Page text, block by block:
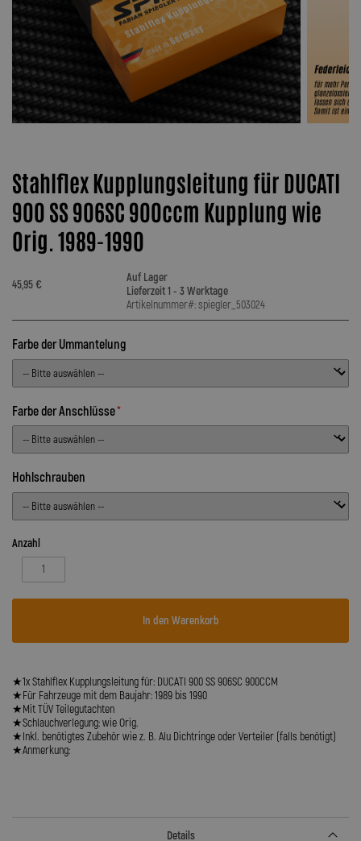
Stahlflex Kupplungsleitung für DUCATI
900 SS 906SC 900ccm Kupplung wie
Orig. 1989-1990
45,95 €
Auf Lager
Lieferzeit 1 - 3 Werktage
Artikelnummer#: spiegler_503024
Farbe der Ummantelung
Farbe der Anschlüsse
Hohlschrauben
Anzahl
In den Warenkorb
★1x Stahlflex Kupplungsleitung für: DUCATI 900 SS 906SC 900CCM
★Für Fahrzeuge mit dem Baujahr: 1989 bis 1990
★Mit TÜV Teilegutachten
★Schlauchverlegung: wie Orig.
★Inkl. benötigtes Zubehör wie z. B. Alu Dichtringe oder Verteiler (falls benötigt)
★Anmerkung:
Details